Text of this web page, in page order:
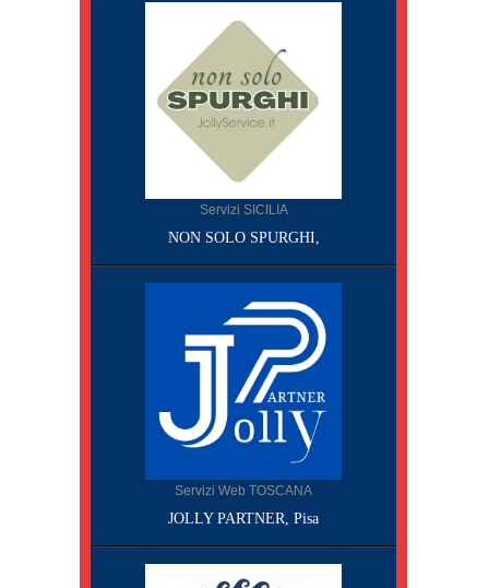
Servizi SICILIA
NON SOLO SPURGHI,
Servizi Web TOSCANA
JOLLY PARTNER, Pisa